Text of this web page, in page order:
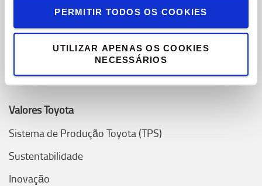
PERMITIR TODOS OS COOKIES
UTILIZAR APENAS OS COOKIES
NECESSÁRIOS
Oportunidades de Emprego
Toyota Challenge 2025
Onde estamos
Porquê escolher Toyota
Valores Toyota
Sistema de Produção Toyota (TPS)
Sustentabilidade
Inovação